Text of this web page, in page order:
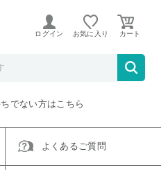
す。
ログイン お気に入り
了、またはただいま取り扱い
でない方はこちら
よくあるご質問